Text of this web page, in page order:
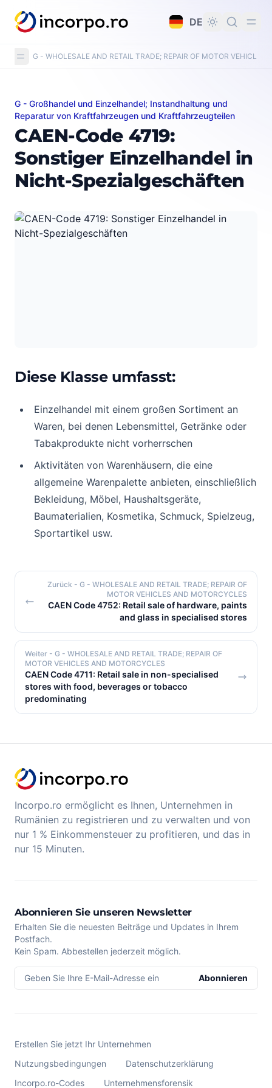
springen
DE
G - WHOLESALE AND RETAIL TRADE; REPAIR OF MOTOR VEHICLES
CAEN-Code 4719: Sonstiger Einzelhandel in Nicht-
G - Großhandel und Einzelhandel; Instandhaltung und
Reparatur von Kraftfahrzeugen und Kraftfahrzeugteilen
CAEN-Code 4719:
Sonstiger Einzelhandel in
Nicht-Spezialgeschäften
Diese Klasse umfasst:
Einzelhandel mit einem großen Sortiment an
Waren, bei denen Lebensmittel, Getränke oder
Tabakprodukte nicht vorherrschen
Aktivitäten von Warenhäusern, die eine
allgemeine Warenpalette anbieten, einschließlich
Bekleidung, Möbel, Haushaltsgeräte,
Baumaterialien, Kosmetika, Schmuck, Spielzeug,
Sportartikel usw.
Zurück - G - WHOLESALE AND RETAIL TRADE; REPAIR OF
MOTOR VEHICLES AND MOTORCYCLES
CAEN Code 4752: Retail sale of hardware, paints
and glass in specialised stores
Weiter - G - WHOLESALE AND RETAIL TRADE; REPAIR OF
MOTOR VEHICLES AND MOTORCYCLES
CAEN Code 4711: Retail sale in non-specialised
stores with food, beverages or tobacco
predominating
Incorpo.ro ermöglicht es Ihnen, Unternehmen in
Rumänien zu registrieren und zu verwalten und von
nur 1 % Einkommensteuer zu profitieren, und das in
nur 15 Minuten.
Abonnieren Sie unseren Newsletter
Erhalten Sie die neuesten Beiträge und Updates in Ihrem
Postfach.
Kein Spam. Abbestellen jederzeit möglich.
Geben Sie Ihre E-Mail-Adresse ein Abonnieren
Erstellen Sie jetzt Ihr Unternehmen
Nutzungsbedingungen
Datenschutzerklärung
Incorpo.ro-Codes
Unternehmensforensik